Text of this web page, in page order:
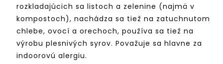
rozkladajúcich sa listoch a zelenine (najmä v
kompostoch), nachádza sa tiež na zatuchnutom
chlebe, ovocí a orechoch, používa sa tiež na
výrobu plesnivých syrov. Považuje sa hlavne za
indoorovú alergiu.